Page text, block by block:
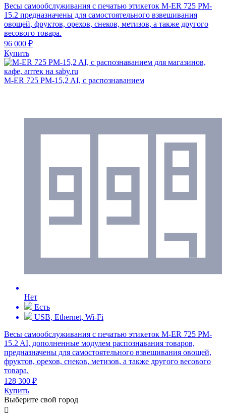
Весы самообслуживания с печатью этикеток M-ER 725 PM-
15.2 предназначены для самостоятельного взвешивания
овощей, фруктов, орехов, снеков, метизов, а также другого
весового товара.
96 000 ₽
Купить
M-ER 725 PM-15,2 AI, с распознаванием
Нет
Есть
USB, Ethernet, Wi-Fi
Весы самообслуживания с печатью этикеток M-ER 725 PM-
15.2 AI, дополненные модулем распознавания товаров,
предназначены для самостоятельного взвешивания овощей,
фруктов, орехов, снеков, метизов, а также другого весового
товара.
128 300 ₽
Купить
Выберите свой город
